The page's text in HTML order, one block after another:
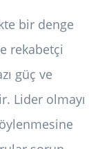
bir denge
rekabetçi
güç ve
Lider olmayı